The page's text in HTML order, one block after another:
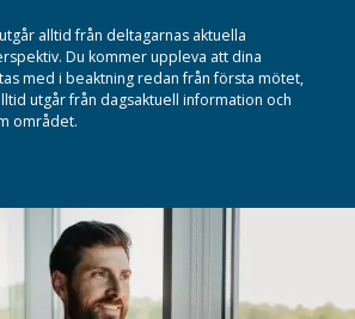
alltid från deltagarnas aktuella
Du kommer uppleva att dina
med i beaktning redan från första mötet,
utgår från dagsaktuell information och
området.